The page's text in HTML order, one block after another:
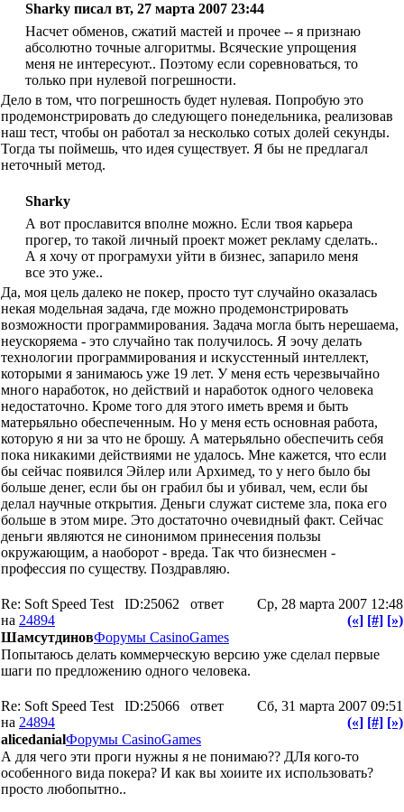
Sharky писал вт, 27 марта 2007 23:44
Насчет обменов, сжатий мастей и прочее -- я признаю
абсолютно точные алгоритмы. Всяческие упрощения
меня не интересуют.. Поэтому если соревноваться, то
только при нулевой погрешности.
Дело в том, что погрешность будет нулевая. Попробую это
продемонстрировать до следующего понедельника, реализовав
наш тест, чтобы он работал за несколько сотых долей секунды.
Тогда ты поймешь, что идея существует. Я бы не предлагал
неточный метод.
Sharky
А вот прославится вполне можно. Если твоя карьера
прогер, то такой личный проект может рекламу сделать..
А я хочу от програмухи уйти в бизнес, запарило меня
все это уже..
Да, моя цель далеко не покер, просто тут случайно оказалась
некая модельная задача, где можно продемонстрировать
возможности программирования. Задача могла быть нерешаема,
неускоряема - это случайно так получилось. Я эочу делать
технологии программирования и искусстенный интеллект,
которыми я занимаюсь уже 19 лет. У меня есть черезвычайно
много наработок, но действий и наработок одного человека
недостаточно. Кроме того для этого иметь время и быть
матерьяльно обеспеченным. Но у меня есть основная работа,
которую я ни за что не брошу. А матерьяльно обеспечить себя
пока никакими действиями не удалось. Мне кажется, что если
бы сейчас появился Эйлер или Архимед, то у него было бы
больше денег, если бы он грабил бы и убивал, чем, если бы
делал научные открытия. Деньги служат системе зла, пока его
больше в этом мире. Это достаточно очевидный факт. Сейчас
деньги являются не синонимом принесения пользы
окружающим, а наоборот - вреда. Так что бизнесмен -
профессия по существу. Поздравляю.
Re: Soft Speed Test ID:25062 ответ
на 24894
Ср, 28 марта 2007 12:48
(«] [#] [»)
ШамсутдиновФорумы CasinoGames
Попытаюсь делать коммерческую версию уже сделал первые
шаги по предложению одного человека.
Re: Soft Speed Test ID:25066 ответ
на 24894
Сб, 31 марта 2007 09:51
(«] [#] [»)
alicedanialФорумы CasinoGames
А для чего эти проги нужны я не понимаю?? ДЛя кого-то
особенного вида покера? И как вы хоиите их использовать?
просто любопытно..